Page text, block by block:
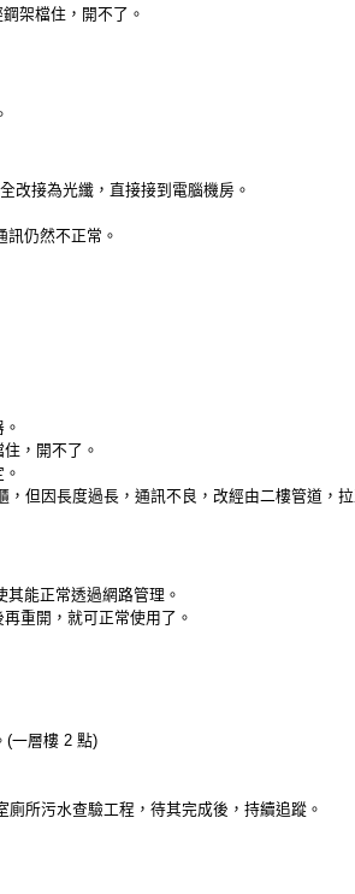
架檔住，開不了。
改接為光纖，直接接到電腦機房。
仍然不正常。
，開不了。
但因長度過長，通訊不良，改經由二樓管道，
能正常透過網路管理。
重開，就可正常使用了。
(一層樓 2 點)
所污水查驗工程，待其完成後，持續追蹤。